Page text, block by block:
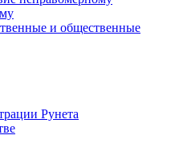
и общественные
Рунета